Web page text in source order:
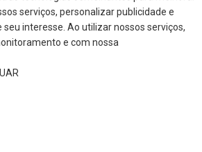
serviços, personalizar publicidade e
interesse. Ao utilizar nossos serviços,
e com nossa